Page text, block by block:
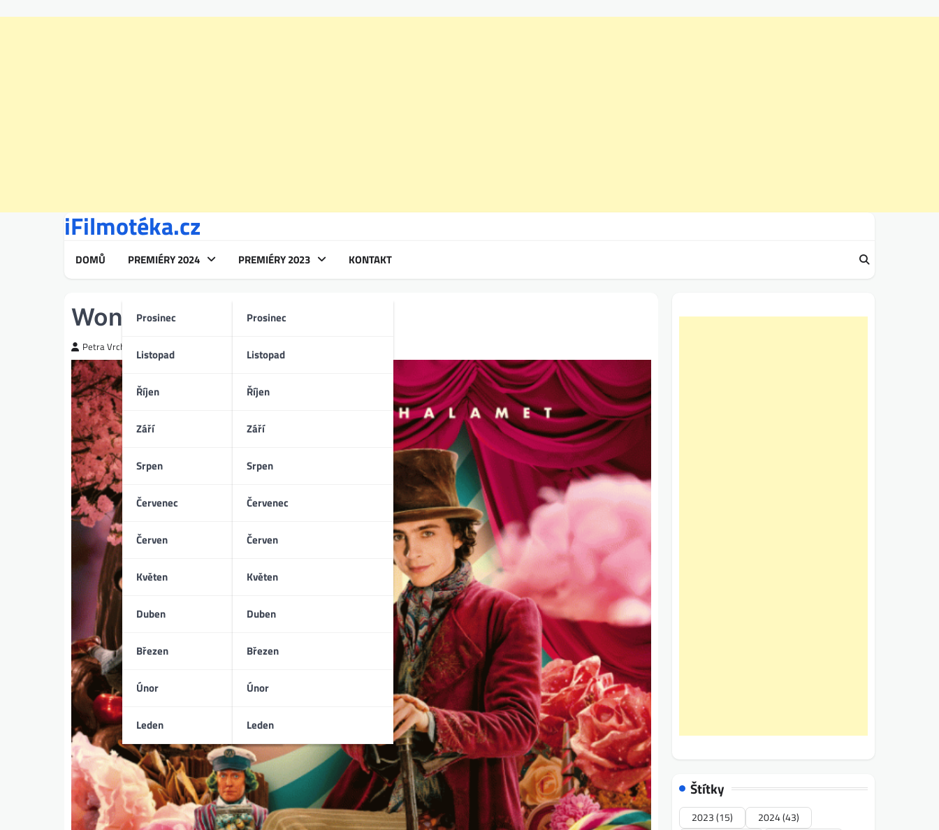
iFilmotéka.cz
DOMŮ PREMIÉRY 2024
Prosinec
Listopad
Říjen
Září
Srpen
Červenec
Červen
Květen
Duben
Březen
Únor
Leden
PREMIÉRY 2023
Prosinec
Listopad
Říjen
Září
Srpen
Červenec
Červen
Květen
Duben
Březen
Únor
Leden
KONTAKT
Wonka (12/2023)
Petra Vrchotická
Štítky
2023(15) 2024(43)